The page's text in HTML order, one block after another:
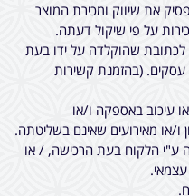
את שיווק ומכירת המוצר
על פי שיקול דעתה.
שהוקלדה על ידו בעת
באתר מכירות, תוך 7 ימי עסקים. (בהזמנת קשירות
עיכוב באספקה ו/או
או מאירועים שאינם בשליטתה.
ע"י הלקוח בעת הרכישה, / או